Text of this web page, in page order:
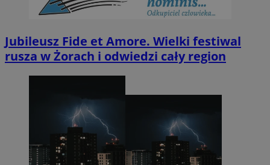
Jubileusz Fide et Amore. Wielki festiwal
rusza w Żorach i odwiedzi cały region